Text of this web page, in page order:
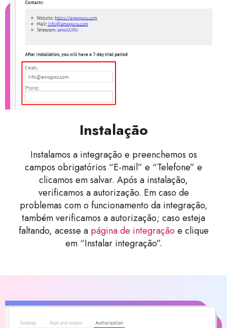
Instalação
Instalamos a integração e preenchemos os
campos obrigatórios “E-mail” e “Telefone” e
clicamos em salvar. Após a instalação,
verificamos a autorização. Em caso de
problemas com o funcionamento da integração,
também verificamos a autorização; caso esteja
faltando, acesse a página de integração e clique
em “Instalar integração”.